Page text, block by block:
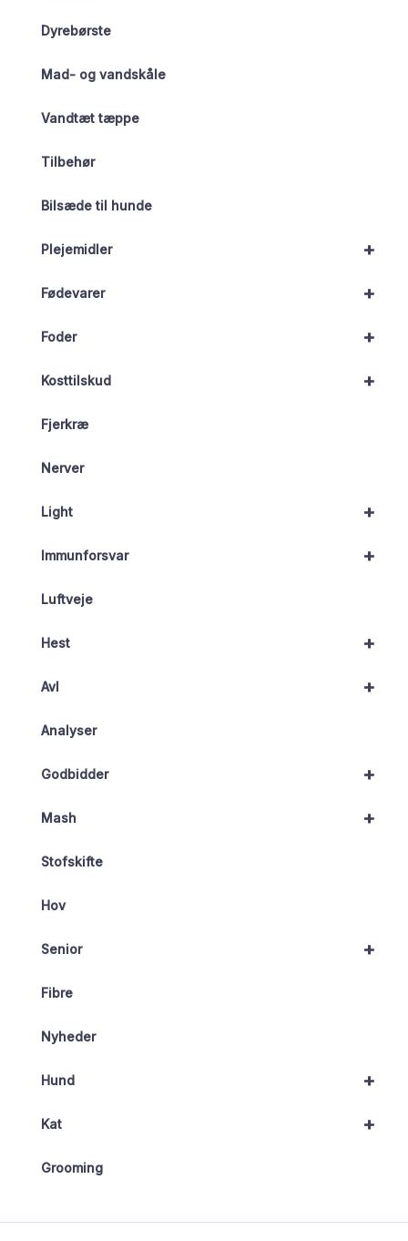
Dyrebørste
Mad- og vandskåle
Vandtæt tæppe
Tilbehør
Bilsæde til hunde
+
Plejemidler
+
Fødevarer
+
Foder
+
Kosttilskud
Fjerkræ
Nerver
+
Light
+
Immunforsvar
Luftveje
+
Hest
+
Avl
Analyser
+
Godbidder
+
Mash
Stofskifte
Hov
+
Senior
Fibre
Nyheder
+
Hund
+
Kat
Grooming